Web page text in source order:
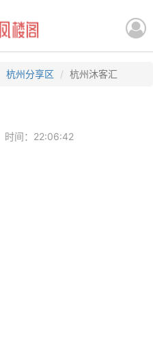
杭州分享区 杭州沐客汇
时间：22:06:42